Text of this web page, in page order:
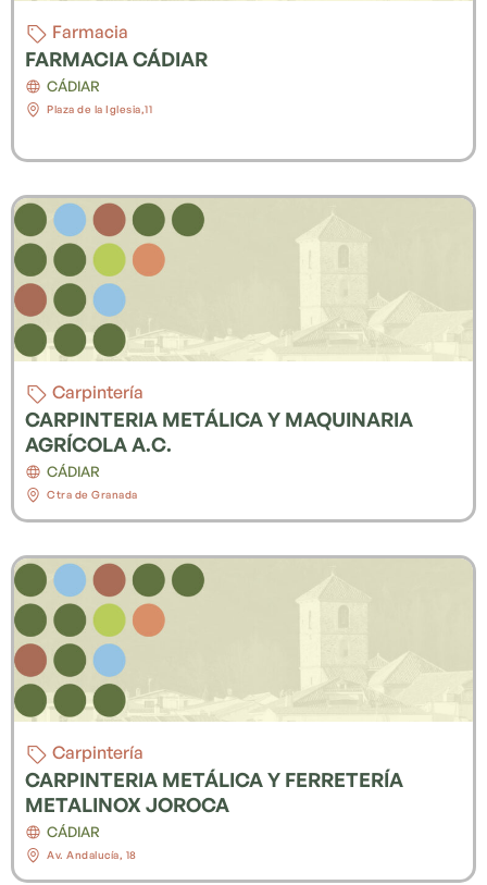
Farmacia
FARMACIA CÁDIAR
CÁDIAR
Plaza de la Iglesia,11
Carpintería
CARPINTERIA METÁLICA Y MAQUINARIA
AGRÍCOLA A.C.
CÁDIAR
Ctra de Granada
Carpintería
CARPINTERIA METÁLICA Y FERRETERÍA
METALINOX JOROCA
CÁDIAR
Av. Andalucía, 18